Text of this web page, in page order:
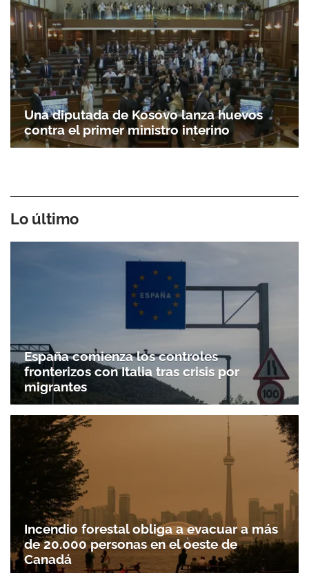
Una diputada de Kosovo lanza huevos
contra el primer ministro interino
Lo último
España comienza los controles
fronterizos con Italia tras crisis por
migrantes
Incendio forestal obliga a evacuar a más
de 20.000 personas en el oeste de
Canadá